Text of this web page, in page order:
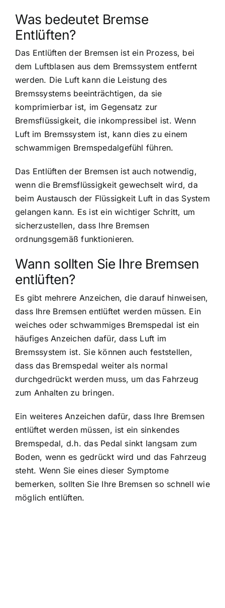
Was bedeutet Bremse
Entlüften?
Das Entlüften der Bremsen ist ein Prozess, bei
dem Luftblasen aus dem Bremssystem entfernt
werden. Die Luft kann die Leistung des
Bremssystems beeinträchtigen, da sie
komprimierbar ist, im Gegensatz zur
Bremsflüssigkeit, die inkompressibel ist. Wenn
Luft im Bremssystem ist, kann dies zu einem
schwammigen Bremspedalgefühl führen.
Das Entlüften der Bremsen ist auch notwendig,
wenn die Bremsflüssigkeit gewechselt wird, da
beim Austausch der Flüssigkeit Luft in das System
gelangen kann. Es ist ein wichtiger Schritt, um
sicherzustellen, dass Ihre Bremsen
ordnungsgemäß funktionieren.
Wann sollten Sie Ihre Bremsen
entlüften?
Es gibt mehrere Anzeichen, die darauf hinweisen,
dass Ihre Bremsen entlüftet werden müssen. Ein
weiches oder schwammiges Bremspedal ist ein
häufiges Anzeichen dafür, dass Luft im
Bremssystem ist. Sie können auch feststellen,
dass das Bremspedal weiter als normal
durchgedrückt werden muss, um das Fahrzeug
zum Anhalten zu bringen.
Ein weiteres Anzeichen dafür, dass Ihre Bremsen
entlüftet werden müssen, ist ein sinkendes
Bremspedal, d.h. das Pedal sinkt langsam zum
Boden, wenn es gedrückt wird und das Fahrzeug
steht. Wenn Sie eines dieser Symptome
bemerken, sollten Sie Ihre Bremsen so schnell wie
möglich entlüften.